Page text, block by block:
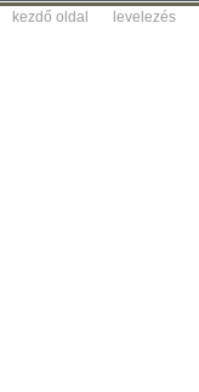
kezdő oldal levelezés